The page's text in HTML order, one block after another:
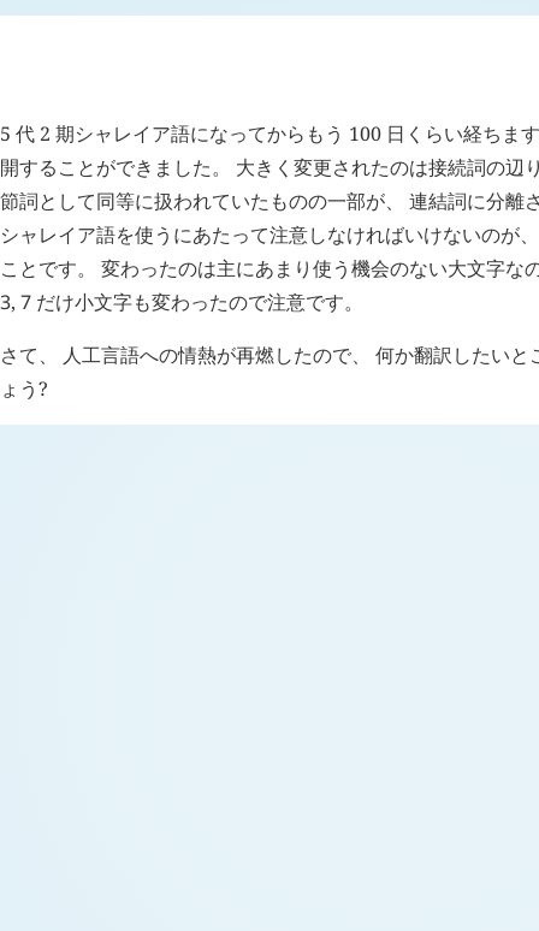
5 代 2 期シャレイア語になってからもう 100 日くらい経ちま
開することができました。 大きく変更されたのは接続詞の辺
節詞として同等に扱われていたものの一部が、 連結詞に分離
シャレイア語を使うにあたって注意しなければいけないのが
ことです。 変わったのは主にあまり使う機会のない大文字な
3, 7 だけ小文字も変わったので注意です。
さて、 人工言語への情熱が再燃したので、 何か翻訳したい
ょう?